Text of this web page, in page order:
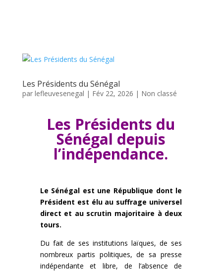
Les Présidents du Sénégal
par lefleuvesenegal | Fév 22, 2026 | Non classé
Les Présidents du
Sénégal depuis
l’indépendance.
Le Sénégal est une République dont le
Président est élu au suffrage universel
direct et au scrutin majoritaire à deux
tours.
Du fait de ses institutions laïques, de ses
nombreux partis politiques, de sa presse
indépendante et libre, de l’absence de